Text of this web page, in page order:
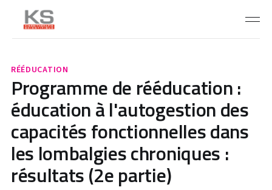
RÉÉDUCATION
Programme de rééducation :
éducation à l'autogestion des
capacités fonctionnelles dans
les lombalgies chroniques :
résultats (2e partie)